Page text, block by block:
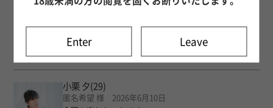
小栗 夕(29)
匿名希望 様 2026年6月10日
Enter Leave